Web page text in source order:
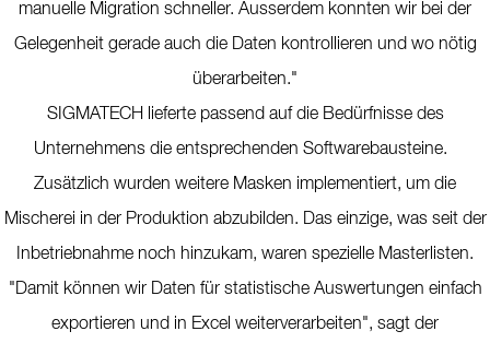
manuelle Migration schneller. Ausserdem konnten wir bei der
Gelegenheit gerade auch die Daten kontrollieren und wo nötig
überarbeiten."
SIGMATECH lieferte passend auf die Bedürfnisse des
Unternehmens die entsprechenden Softwarebausteine.
Zusätzlich wurden weitere Masken implementiert, um die
Mischerei in der Produktion abzubilden. Das einzige, was seit der
Inbetriebnahme noch hinzukam, waren spezielle Masterlisten.
"Damit können wir Daten für statistische Auswertungen einfach
exportieren und in Excel weiterverarbeiten", sagt der